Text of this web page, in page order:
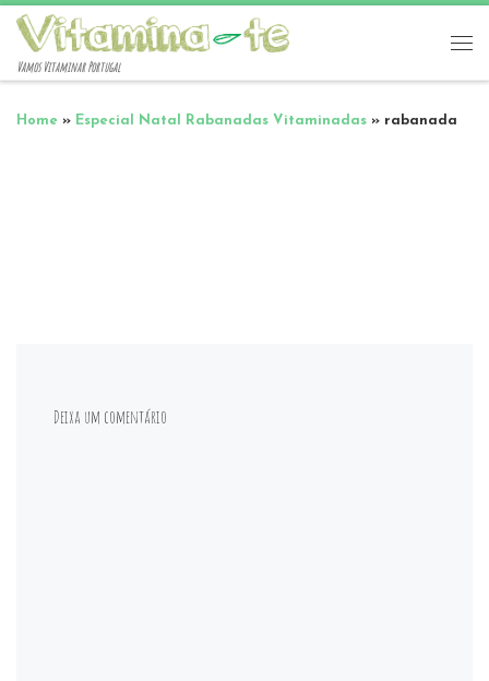
Vamos Vitaminar Portugal
Home » Especial Natal Rabanadas Vitaminadas » rabanada
Deixa um comentário